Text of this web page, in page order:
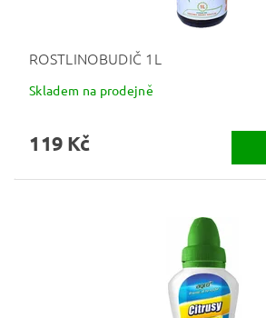
ROSTLINOBUDIČ 1L
Skladem na prodejně
119 Kč